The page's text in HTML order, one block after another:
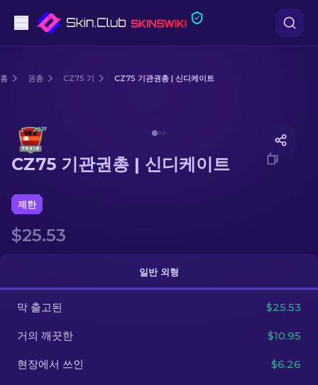
돌격소총
저격소총
장갑
기타
홈 권총 CZ75 기 CZ75 기관권총 | 신디케이트
CZ75 기관권총 | 신디케이트
제한
$25.53
일반 외형
막 출고된 $25.53
거의 깨끗한 $10.95
현장에서 쓰인 $6.26